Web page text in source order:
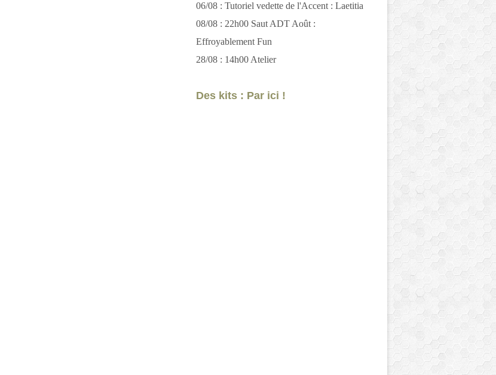
06/08 : Tutoriel vedette de l'Accent : Laetitia
08/08 : 22h00 Saut ADT Août :
Effroyablement Fun
28/08 : 14h00 Atelier
Des kits : Par ici !